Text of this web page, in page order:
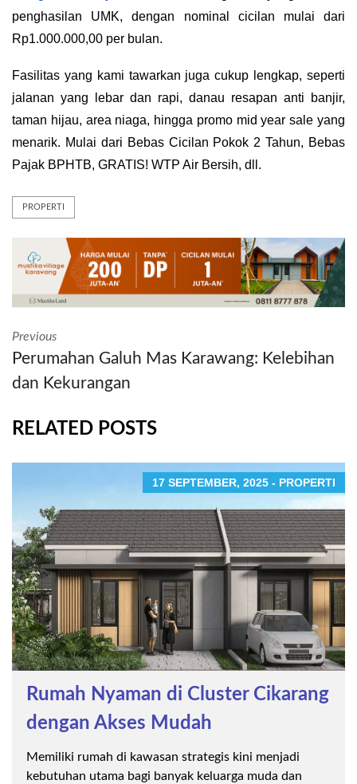
penghasilan UMK, dengan nominal cicilan mulai dari
Rp1.000.000,00 per bulan.
Fasilitas yang kami tawarkan juga cukup lengkap, seperti
jalanan yang lebar dan rapi, danau resapan anti banjir,
taman hijau, area niaga, hingga promo mid year sale yang
menarik. Mulai dari Bebas Cicilan Pokok 2 Tahun, Bebas
Pajak BPHTB, GRATIS! WTP Air Bersih, dll.
PROPERTI
Previous
Perumahan Galuh Mas Karawang: Kelebihan
dan Kekurangan
RELATED POSTS
17 SEPTEMBER, 2025 - PROPERTI
Rumah Nyaman di Cluster Cikarang
dengan Akses Mudah
Memiliki rumah di kawasan strategis kini menjadi
kebutuhan utama bagi banyak keluarga muda dan